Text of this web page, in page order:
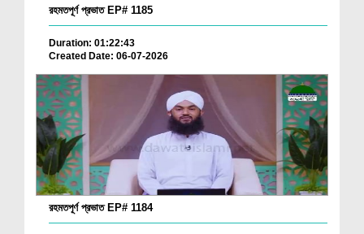
রহমতপূর্ণ প্রভাত EP# 1185
Duration: 01:22:43
Created Date: 06-07-2026
রহমতপূর্ণ প্রভাত EP# 1184